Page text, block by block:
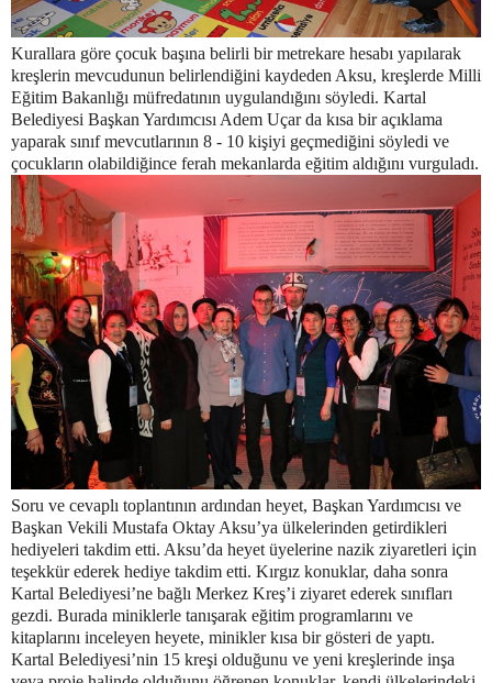
Kurallara göre çocuk başına belirli bir metrekare hesabı yapılarak
kreşlerin mevcudunun belirlendiğini kaydeden Aksu, kreşlerde Milli
Eğitim Bakanlığı müfredatının uygulandığını söyledi. Kartal
Belediyesi Başkan Yardımcısı Adem Uçar da kısa bir açıklama
yaparak sınıf mevcutlarının 8 - 10 kişiyi geçmediğini söyledi ve
çocukların olabildiğince ferah mekanlarda eğitim aldığını vurguladı.
Soru ve cevaplı toplantının ardından heyet, Başkan Yardımcısı ve
Başkan Vekili Mustafa Oktay Aksu’ya ülkelerinden getirdikleri
hediyeleri takdim etti. Aksu’da heyet üyelerine nazik ziyaretleri için
teşekkür ederek hediye takdim etti. Kırgız konuklar, daha sonra
Kartal Belediyesi’ne bağlı Merkez Kreş’i ziyaret ederek sınıfları
gezdi. Burada miniklerle tanışarak eğitim programlarını ve
kitaplarını inceleyen heyete, minikler kısa bir gösteri de yaptı.
Kartal Belediyesi’nin 15 kreşi olduğunu ve yeni kreşlerinde inşa